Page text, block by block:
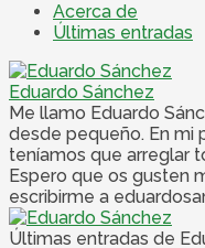
Acerca de
Últimas entradas
Eduardo Sánchez
Me llamo Eduardo
desde pequeño. En mi
teníamos que arreglar
Espero que os gusten
escribirme a
Últimas entradas de